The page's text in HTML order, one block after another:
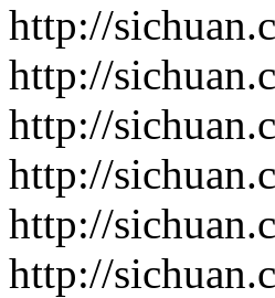
http://
http://
http://
http://
http://
http://